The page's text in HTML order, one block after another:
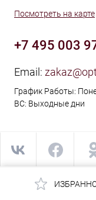
Посмотреть на карте
+7 495 003
Email:
График Работы:
ВС: Выходные дни